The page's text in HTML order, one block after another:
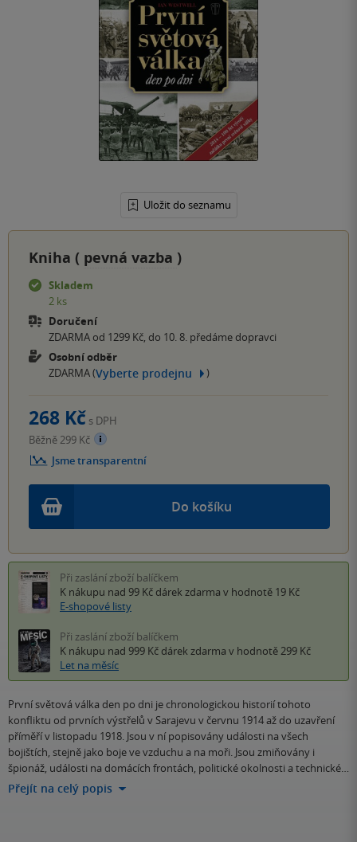
Uložit do seznamu
Kniha ( pevná vazba )
Skladem
2 ks
Doručení
ZDARMA od 1299 Kč, do 10. 8. předáme dopravci
Osobní odběr
ZDARMA (Vyberte prodejnu )
Do košíku
268 Kč s DPH
Běžně 299 Kč
Jsme transparentní
Při zaslání zboží balíčkem
K nákupu nad 99 Kč dárek zdarma v hodnotě 19 Kč
E-shopové listy
Při zaslání zboží balíčkem
K nákupu nad 999 Kč dárek zdarma v hodnotě 299 Kč
Let na měsíc
První světová válka den po dni je chronologickou historií tohoto
konfliktu od prvních výstřelů v Sarajevu v červnu 1914 až do uzavření
příměří v listopadu 1918. Jsou v ní popisovány události na všech
bojištích, stejně jako boje ve vzduchu a na moři. Jsou zmiňovány i
špionáž, události na domácích frontách, politické okolnosti a technické…
Přejít na celý popis